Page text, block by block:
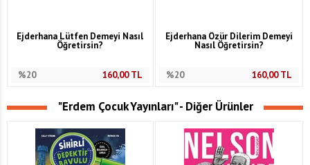
Ejderhana Lütfen Demeyi Nasıl
Öğretirsin?
%20 160,00TL
Ejderhana Özür Dilerim Demeyi
Nasıl Öğretirsin?
%20 160,00TL
"Erdem Çocuk Yayınları" - Diğer Ürünler